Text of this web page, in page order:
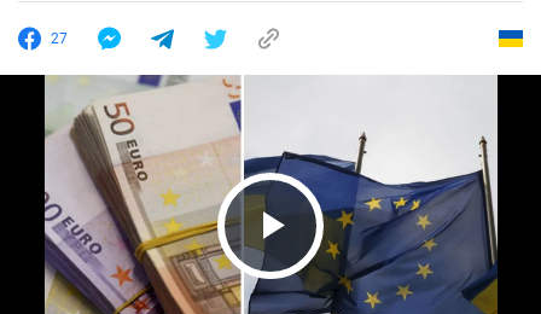
27
Play Video